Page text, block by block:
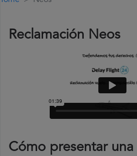
Reclamación Neos
Cómo presentar una